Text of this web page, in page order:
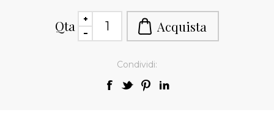
Qta
Condividi: